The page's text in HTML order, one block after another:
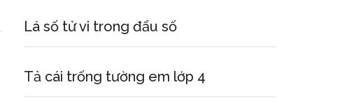
Lá số tử vi trong đẩu số
Tả cái trống tường em lớp 4